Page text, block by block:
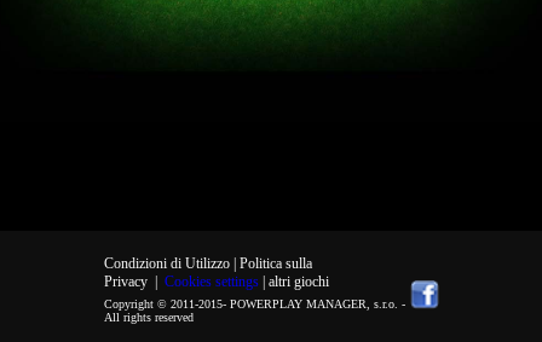
Condizioni di Utilizzo | Politica sulla
Privacy| Cookies settings | altri giochi
Copyright © 2011-2015- POWERPLAY MANAGER, s.r.o. -
All rights reserved